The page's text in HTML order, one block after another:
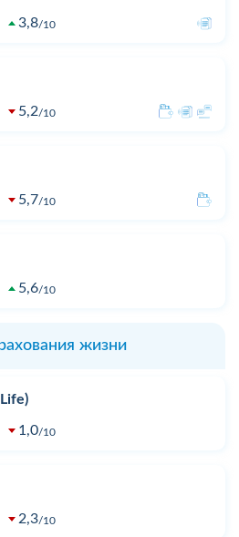
3,8 10
5,2 10
5,7 10
5,6 10
жизни
1,0 10
2,3 10